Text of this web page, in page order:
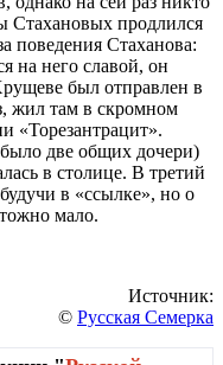
Стахановых продлился
поведения Стаханова:
на него славой, он
был отправлен в
жил там в скромном
«Торезантрацит».
две общих дочери)
в столице. В третий
в «ссылке», но о
мало.
Источник:
© Русская Семерка